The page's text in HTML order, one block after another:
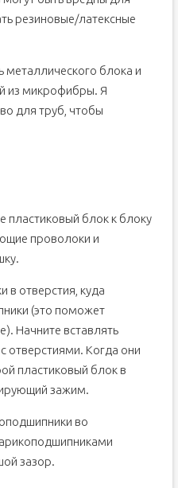
резиновые/латексные
металлического блока и
из микрофибры. Я
для труб, чтобы
пластиковый блок к блоку
проволоки и
в отверстия, куда
(это поможет
Начните вставлять
отверстиями. Когда они
пластиковый блок в
зажим.
во
зазор.